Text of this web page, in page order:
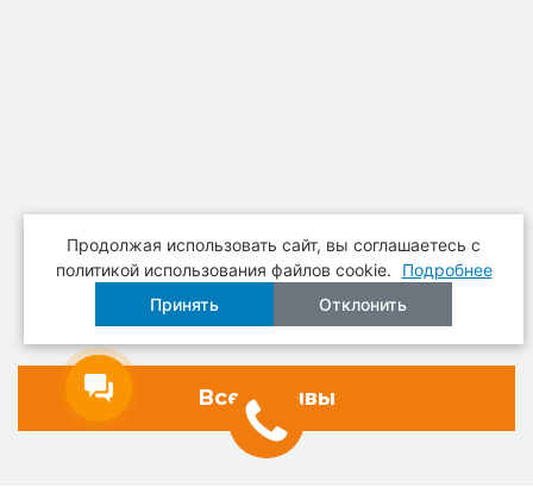
ООО "МЕГАПЛАСТ
ПРОДАКШН"
НПФ "РЕССОРА"
Все отзывы
Продолжая использовать сайт, вы соглашаетесь c
политикой использования файлов cookie.
Подробнее
Принять
Отклонить